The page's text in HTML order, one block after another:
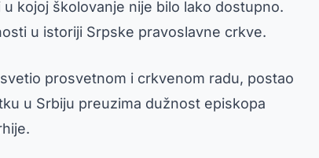
kojoj školovanje nije bilo lako dostupno.
u istoriji Srpske pravoslavne crkve.
prosvetnom i crkvenom radu, postao
u Srbiju preuzima dužnost episkopa